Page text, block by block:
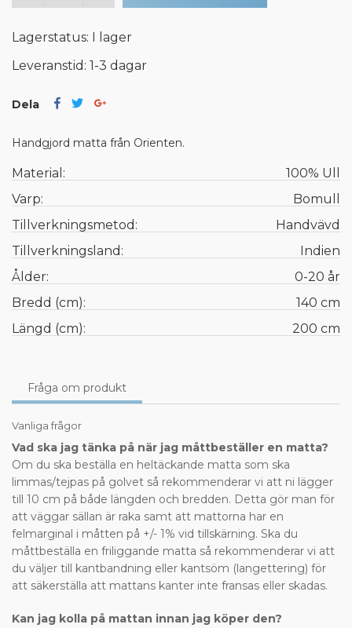
Lagerstatus: I lager
Leveranstid: 1-3 dagar
Dela
Handgjord matta från Orienten.
Material:
100% Ull
Varp:
Bomull
Tillverkningsmetod:
Handvävd
Tillverkningsland:
Indien
Ålder:
0-20 år
Bredd (cm):
140 cm
Längd (cm):
200 cm
Fråga om produkt
Vanliga frågor
Vad ska jag tänka på när jag måttbeställer en matta?
Om du ska beställa en heltäckande matta som ska
limmas/tejpas på golvet så rekommenderar vi att ni lägger
till 10 cm på både längden och bredden. Detta gör man för
att väggar sällan är raka samt att mattorna har en
felmarginal i måtten på +/- 1% vid tillskärning. Ska du
måttbeställa en friliggande matta så rekommenderar vi att
du väljer till kantbandning eller kantsöm (langettering) för
att säkerställa att mattans kanter inte fransas eller skadas.
Kan jag kolla på mattan innan jag köper den?